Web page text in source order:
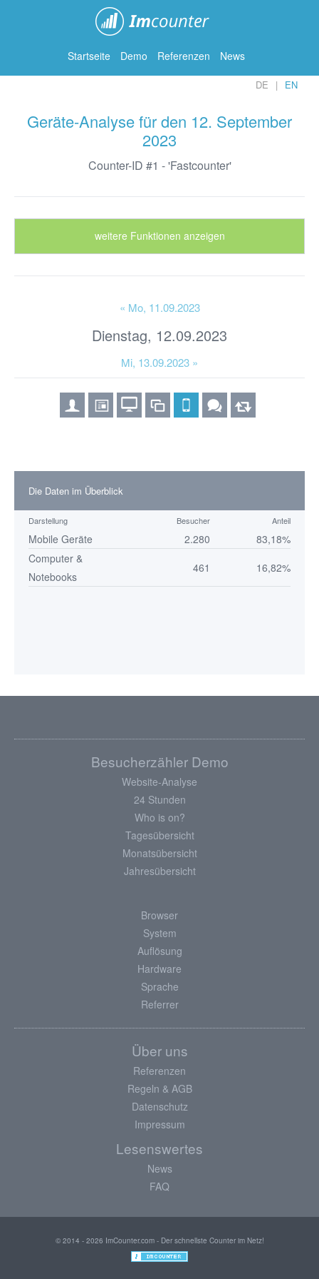
Startseite Demo Referenzen News
DE EN
Geräte-Analyse für den 12. September
2023
Counter-ID #1 - 'Fastcounter'
weitere Funktionen anzeigen
« Mo, 11.09.2023
Dienstag, 12.09.2023
Mi, 13.09.2023 »
Die Daten im Überblick
Darstellung Besucher Anteil
Mobile Geräte 2.280
83,18%
Computer &
Notebooks
461 16,82%
Besucherzähler Demo
Website-Analyse
24 Stunden
Who is on?
Tagesübersicht
Monatsübersicht
Jahresübersicht
Browser
System
Auflösung
Hardware
Sprache
Referrer
Über uns
Referenzen
Regeln & AGB
Datenschutz
Impressum
Lesenswertes
News
FAQ
© 2014 - 2026 ImCounter.com - Der schnellste Counter im Netz!